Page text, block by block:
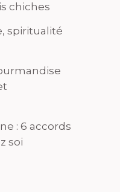
chiches
spiritualité
: 6 accords
soi